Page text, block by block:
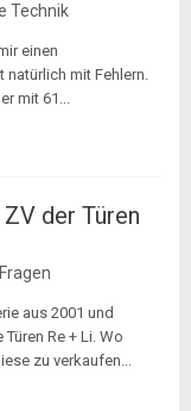
Technik
einen
natürlich mit Fehlern.
mit 61...
der Türen
aus 2001 und
Re + Li. Wo
zu verkaufen...